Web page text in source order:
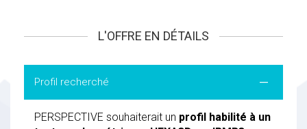
L'OFFRE EN DÉTAILS
Profil recherché
PERSPECTIVE souhaiterait un profil habilité à un